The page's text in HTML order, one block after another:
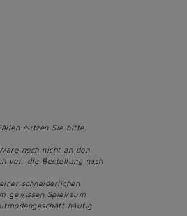
nutzen Sie bitte
noch nicht an den
vor, die Bestellung nach
schneiderlichen
gewissen Spielraum
häufig